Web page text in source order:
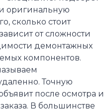
оригинальную
сколько стоит
от сложности
демонтажных
компонентов.
Точную
после осмотра и
В большинстве